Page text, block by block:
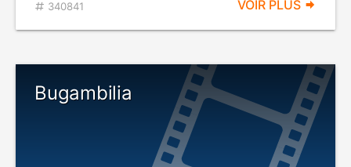
340841 VOIR PLUS
Bugambilia